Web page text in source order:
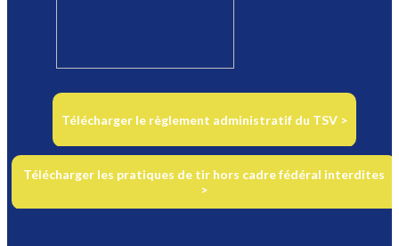
Télécharger le règlement administratif du TSV >
Télécharger les pratiques de tir hors cadre fédéral interdites
>